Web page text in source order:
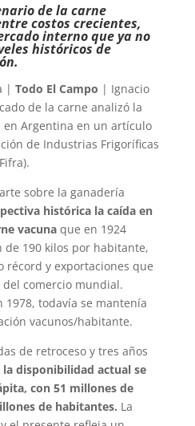
de la carne
costos crecientes,
interno que ya no
históricos de
| Todo El Campo | Ignacio
de la carne analizó la
Argentina en un artículo
de Industrias Frigoríficas
sobre la ganadería
histórica la caída en
vacunaque en 1924
190 kilos por habitante,
récord y exportaciones que
comercio mundial.
1978, todavía se mantenía
vacunos/habitante.
de retroceso y tres años
la disponibilidad actual se
con 51 millones de
de habitantes. La